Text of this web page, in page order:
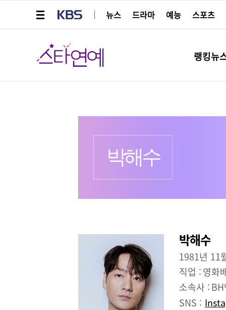
뉴스
드라마 예능 스포츠
스타연예
랭킹뉴
박해수
프로필
박해수
출생 :
1981년 11
직업 :영화
소속사 :
SNS :
더보기